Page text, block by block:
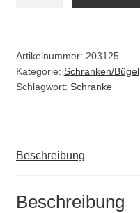
Schachtzubehör
Form"
Menge
Artikelnummer: 203125
Kategorie: Schranken/Bügel
Schlagwort: Schranke
Beschreibung
Beschreibung